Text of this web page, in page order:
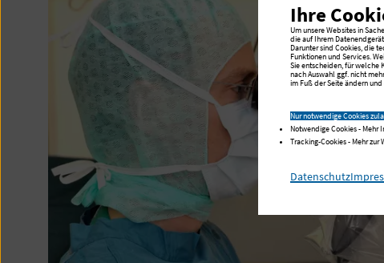
Ihre
Um unsere Websites in
die auf Ihrem
Darunter sind Cookies, die
Funktionen und Services.
Sie entscheiden, für welche
nach Auswahl ggf. nicht
im Fuß der Seite ändern
Nur notwendige Cookies
Notwendige Cookies - Mehr
Tracking-Cookies - Mehr
Datenschutz